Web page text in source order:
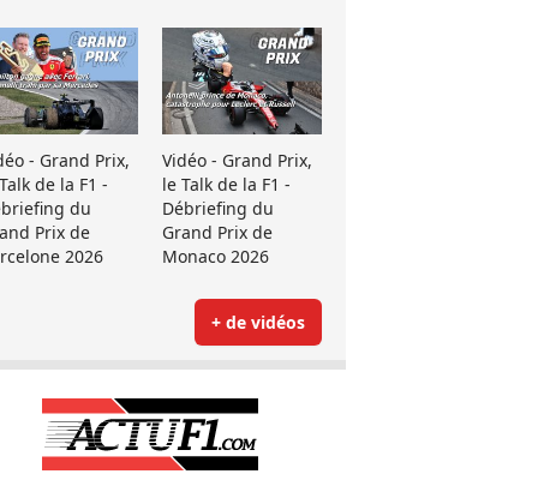
- Grand Prix,
de la F1 -
du
Prix de
2026
Vidéo - Grand Prix,
le Talk de la F1 -
Débriefing du
Grand Prix de
Monaco 2026
+ de vidéos